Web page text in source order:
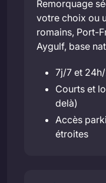
Remorquage
votre choix ou
romains, Port-
Aygulf, base
7j/7 et
Courts et
delà)
Accès
étroites